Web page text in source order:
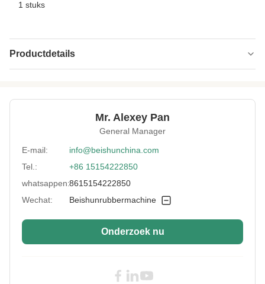
1 stuks
Productdetails
Vulcanizing Time: 0-999s
Elektrische verwarming
Material: Staal
Temperature
0-300°C
Cylinder Stroke: 200 mm
Voltage: 380V
Certificate: CE
CE Steel Vulcanizing Press Machine
Mr. Alexey Pan
General Manager
E-mail:
info@beishunchina.com
Tel.:
+86 15154222850
whatsappen:8615154222850
Wechat:
Beishunrubbermachine
Onderzoek nu